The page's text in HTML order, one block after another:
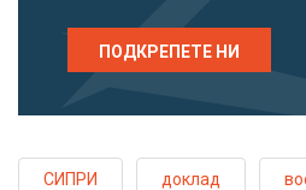
ПОДКРЕПЕТЕ НИ
СИПРИ доклад